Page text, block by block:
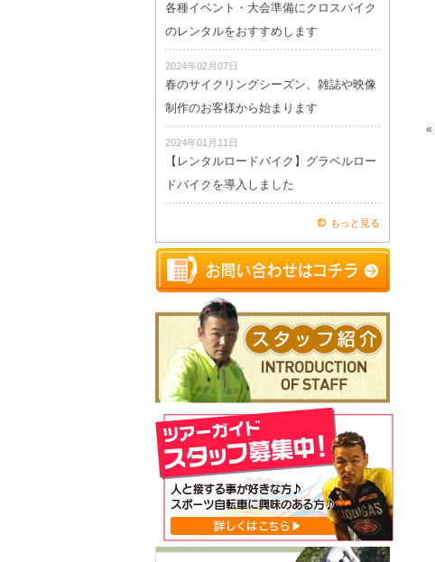
«
各種イベント・大会準備にクロスバイク
のレンタルをおすすめします
2024年02月07日
春のサイクリングシーズン、雑誌や映像
制作のお客様から始まります
2024年01月11日
【レンタルロードバイク】グラベルロー
ドバイクを導入しました
もっと見る